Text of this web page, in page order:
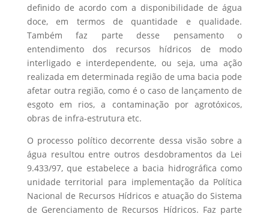
definido de acordo com a disponibilidade de água
doce, em termos de quantidade e qualidade.
Também faz parte desse pensamento o
entendimento dos recursos hídricos de modo
interligado e interdependente, ou seja, uma ação
realizada em determinada região de uma bacia pode
afetar outra região, como é o caso de lançamento de
esgoto em rios, a contaminação por agrotóxicos,
obras de infra-estrutura etc.
O processo político decorrente dessa visão sobre a
água resultou entre outros desdobramentos da Lei
9.433/97, que estabelece a bacia hidrográfica como
unidade territorial para implementação da Política
Nacional de Recursos Hídricos e atuação do Sistema
de Gerenciamento de Recursos Hídricos. Faz parte